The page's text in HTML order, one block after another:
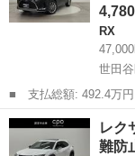
RX
世田
■ 支払総額: 492.4万円 ■ 車両本体価格： 4,780,000 円 ■ メーカ
ー名： レクサス ■
ｈＬ ＤＶＤ再生 Ｌ
三列シー...
東京 世田谷区
レク
難